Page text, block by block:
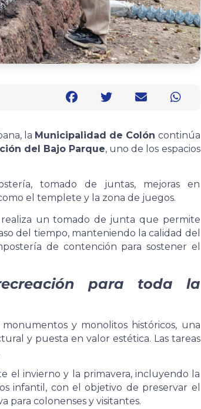
la Municipalidad de Colón continúa
del Bajo Parque, uno de los espacios
tomado de juntas, mejoras en
el templete y la zona de juegos.
un tomado de junta que permite
del tiempo, manteniendo la calidad del
de contención para sostener el
para toda la
y monolitos históricos, una
y puesta en valor estética. Las tareas
el invierno y la primavera, incluyendo la
infantil, con el objetivo de preservar el
para colonenses y visitantes.